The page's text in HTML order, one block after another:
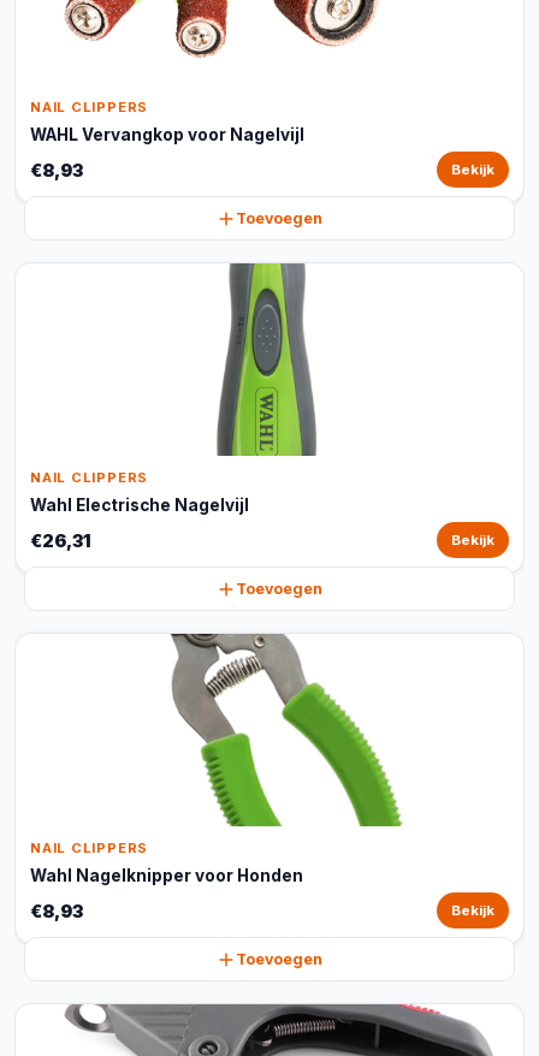
NAIL CLIPPERS
WAHL Vervangkop voor Nagelvijl
€8,93 Bekijk
Toevoegen
NAIL CLIPPERS
Wahl Electrische Nagelvijl
€26,31 Bekijk
Toevoegen
NAIL CLIPPERS
Wahl Nagelknipper voor Honden
€8,93 Bekijk
Toevoegen